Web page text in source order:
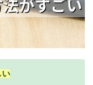
い